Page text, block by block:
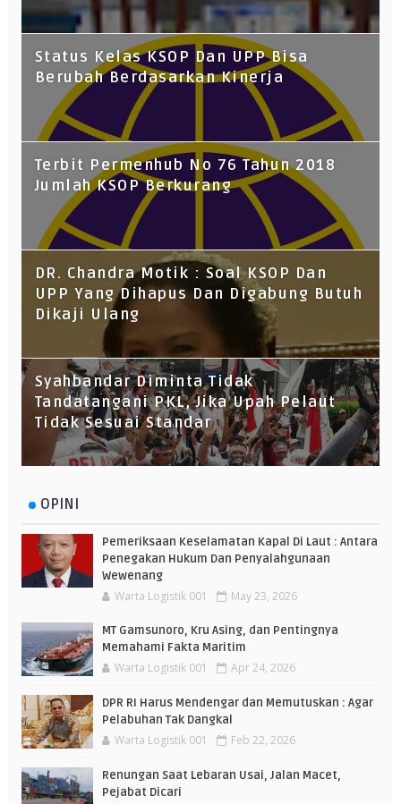
Status Kelas KSOP Dan UPP Bisa
Berubah Berdasarkan Kinerja
Terbit Permenhub No 76 Tahun 2018
Jumlah KSOP Berkurang
DR. Chandra Motik : Soal KSOP Dan
UPP Yang Dihapus Dan Digabung Butuh
Dikaji Ulang
Syahbandar Diminta Tidak
Tandatangani PKL, Jika Upah Pelaut
Tidak Sesuai Standar
OPINI
Pemeriksaan Keselamatan Kapal Di Laut : Antara
Penegakan Hukum Dan Penyalahgunaan
Wewenang
Warta Logistik 001 May 23, 2026
MT Gamsunoro, Kru Asing, dan Pentingnya
Memahami Fakta Maritim
Warta Logistik 001 Apr 24, 2026
DPR RI Harus Mendengar dan Memutuskan : Agar
Pelabuhan Tak Dangkal
Warta Logistik 001 Feb 22, 2026
Renungan Saat Lebaran Usai, Jalan Macet,
Pejabat Dicari